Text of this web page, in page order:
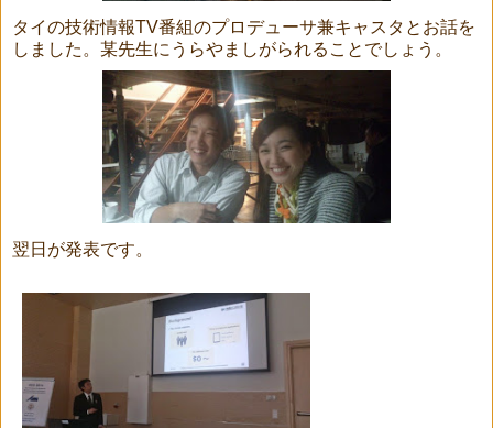
タイの技術情報TV番組のプロデューサ兼キャスタとお話を
しました。某先生にうらやましがられることでしょう。
翌日が発表です。